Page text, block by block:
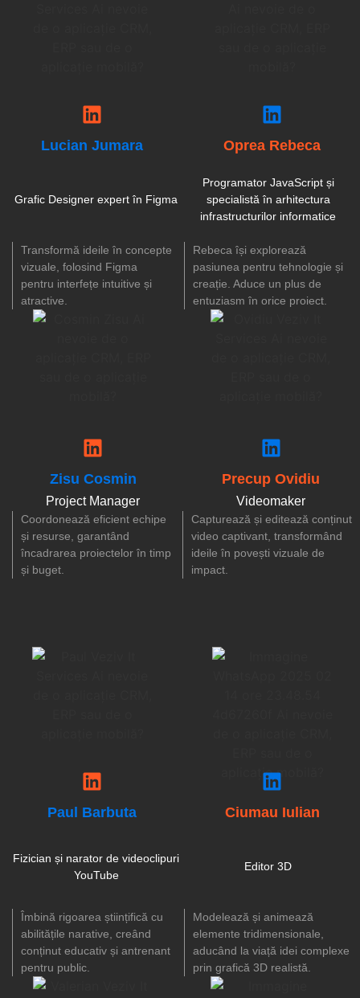
Lucian Jumara
Grafic Designer expert în Figma
Transformă ideile în concepte
vizuale, folosind Figma
pentru interfețe intuitive și
atractive.
Oprea Rebeca
Programator JavaScript și
specialistă în arhitectura
infrastructurilor informatice
Rebeca își explorează
pasiunea pentru tehnologie și
creație. Aduce un plus de
entuziasm în orice proiect.
Zisu Cosmin
Project Manager
Coordonează eficient echipe
și resurse, garantând
încadrarea proiectelor în timp
și buget.
Precup Ovidiu
Videomaker
Capturează și editează conținut
video captivant, transformând
ideile în povești vizuale de
impact.
Paul Barbuta
Fizician și narator de videoclipuri
YouTube
Îmbină rigoarea științifică cu
abilitățile narative, creând
conținut educativ și antrenant
pentru public.
Ciumau Iulian
Editor 3D
Modelează și animează
elemente tridimensionale,
aducând la viață idei complexe
prin grafică 3D realistă.